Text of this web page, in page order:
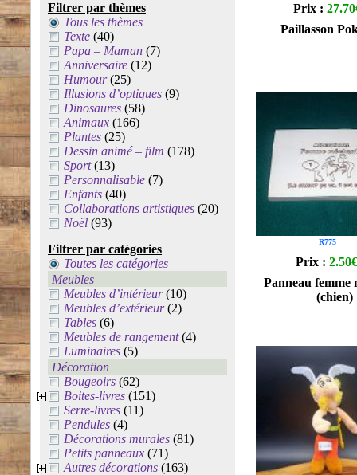
Filtrer par thèmes
Tous les thèmes
Texte (40)
Papa – Maman (7)
Anniversaire (12)
Humour(25)
Illusions d’optiques (9)
Dinosaures (58)
Animaux (166)
Plantes (25)
Dessin animé – film (178)
Sport(13)
Personnalisable (7)
Enfants (40)
Collaborations artistiques (20)
Noël (93)
Filtrer par catégories
Toutes les catégories
Meubles
Meubles d’intérieur(10)
Meubles d’extérieur(2)
Tables (6)
Meubles de rangement(4)
Luminaires (5)
Décoration
Bougeoirs (62)
Boites-livres (151)
Serre-livres (11)
Pendules (4)
Décorations murales (81)
Petits panneaux (71)
Autres décorations (163)
Prix :
Paillasson
R775
Prix : 2.50€
Panneau femme
(chien)